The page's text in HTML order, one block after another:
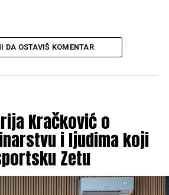
DA OSTAVIŠ KOMENTAR
Kračković o
i ljudima koji
Zetu